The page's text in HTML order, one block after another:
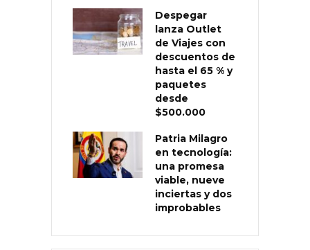
Despegar
lanza Outlet
de Viajes con
descuentos de
hasta el 65 % y
paquetes
desde
$500.000
Patria Milagro
en tecnología:
una promesa
viable, nueve
inciertas y dos
improbables